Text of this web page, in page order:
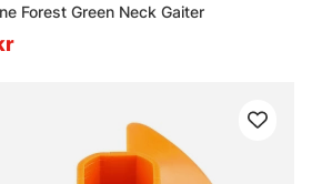
Forest Green Neck Gaiter